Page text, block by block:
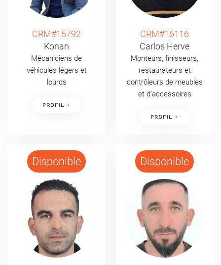
CRM#15792
Konan
Mécaniciens de
véhicules légers et
lourds
PROFIL +
CRM#16116
Carlos Herve
Monteurs, finisseurs,
restaurateurs et
contrôleurs de meubles
et d’accessoires
PROFIL +
Disponible Disponible